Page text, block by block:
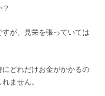
が、見栄を張っていては
どれだけお金がかかるの
ません。